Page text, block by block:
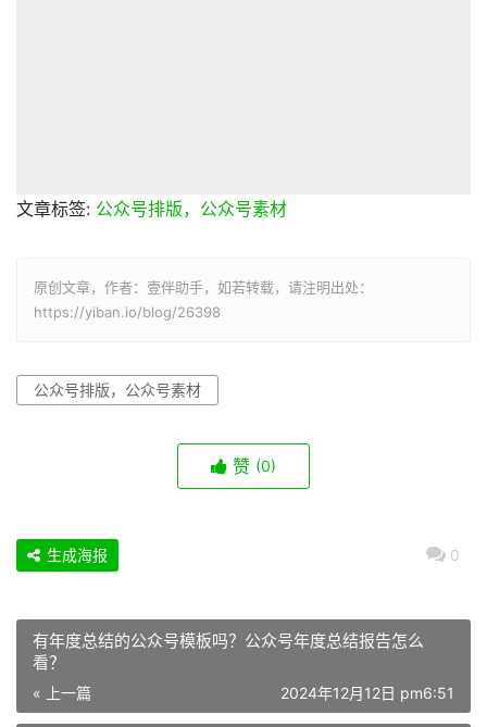
文章标签: 公众号排版，公众号素材
原创文章，作者：壹伴助手，如若转载，请注明出处：
https://yiban.io/blog/26398
公众号排版，公众号素材
赞 (0)
0
生成海报
有年度总结的公众号模板吗？公众号年度总结报告怎么
看？
« 上一篇 2024年12月12日 pm6:51